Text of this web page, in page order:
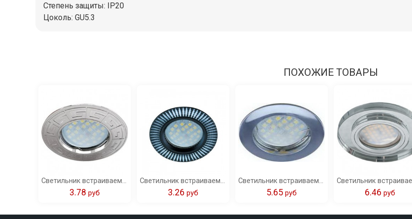
Степень защиты: IP20
Цоколь: GU5.3
ПОХОЖИЕ ТОВАРЫ
Светильник встраиваемый Ecola MR16 DL110A GU5.3 литой Антик хром 24x86 /FX1602EFF/
3.78pуб
Светильник встраиваемый Ecola MR16 DL3182 GU5.3 литой рифленые реснички по кругу (скрытый крепеж лампы) черный/алюм 23x78 /FB1608EFF/
3.26pуб
Светильник встраиваемый Ecola MR16 DL100 GU5.3 литой хром 24x75 /FC1601EFF/
5.65pуб 6.46 pуб